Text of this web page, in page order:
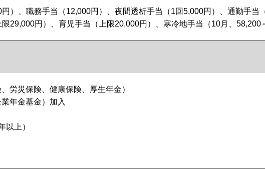
）、職務手当（12,000円）、夜間透析手当（1回5,000円）、通勤手当
29,000円）、育児手当（上限20,000円）、寒冷地手当（10月、58,200
労災保険、健康保険、厚生年金）
年金基金）加入
以上）